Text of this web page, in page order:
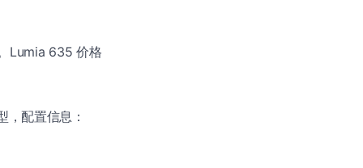
Lumia 635 价格
配置信息：